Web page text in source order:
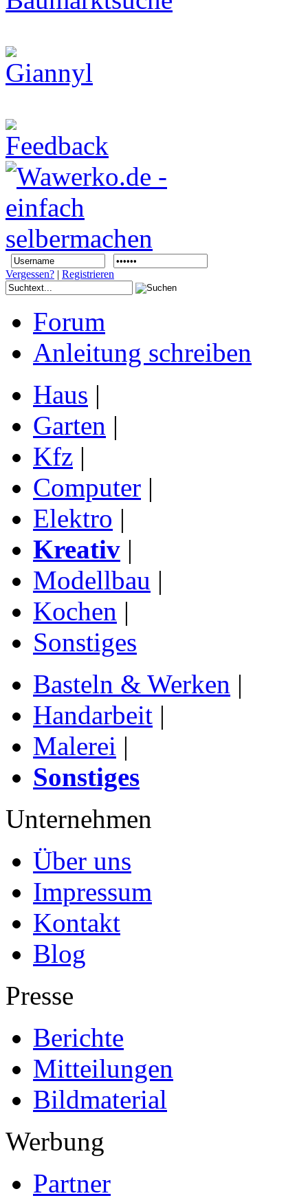
Vergessen? | Registrieren
Forum
Anleitung schreiben
Haus |
Garten |
Kfz |
Computer |
Elektro |
Kreativ |
Modellbau |
Kochen |
Sonstiges
Basteln & Werken |
Handarbeit |
Malerei |
Sonstiges
Unternehmen
Über uns
Impressum
Kontakt
Blog
Presse
Berichte
Mitteilungen
Bildmaterial
Werbung
Partner